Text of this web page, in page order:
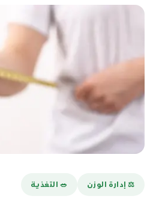
⚖️ إدارة الوزن 🥗 التغذية